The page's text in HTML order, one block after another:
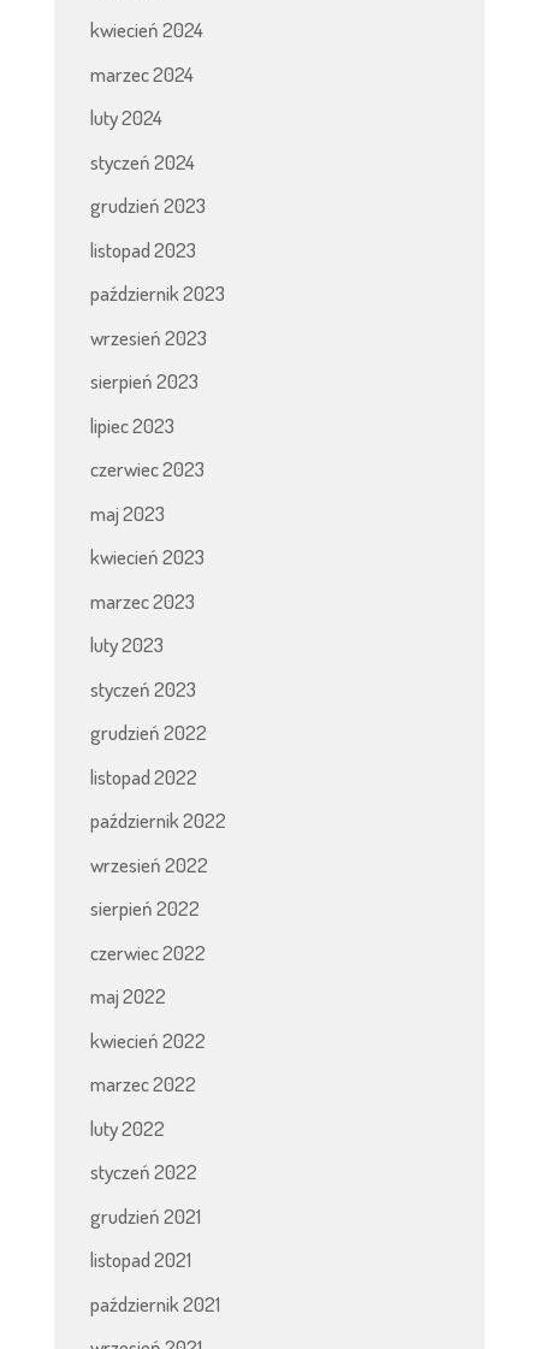
kwiecień 2024
marzec 2024
luty 2024
styczeń 2024
grudzień 2023
listopad 2023
październik 2023
wrzesień 2023
sierpień 2023
lipiec 2023
czerwiec 2023
maj 2023
kwiecień 2023
marzec 2023
luty 2023
styczeń 2023
grudzień 2022
listopad 2022
październik 2022
wrzesień 2022
sierpień 2022
czerwiec 2022
maj 2022
kwiecień 2022
marzec 2022
luty 2022
styczeń 2022
grudzień 2021
listopad 2021
październik 2021